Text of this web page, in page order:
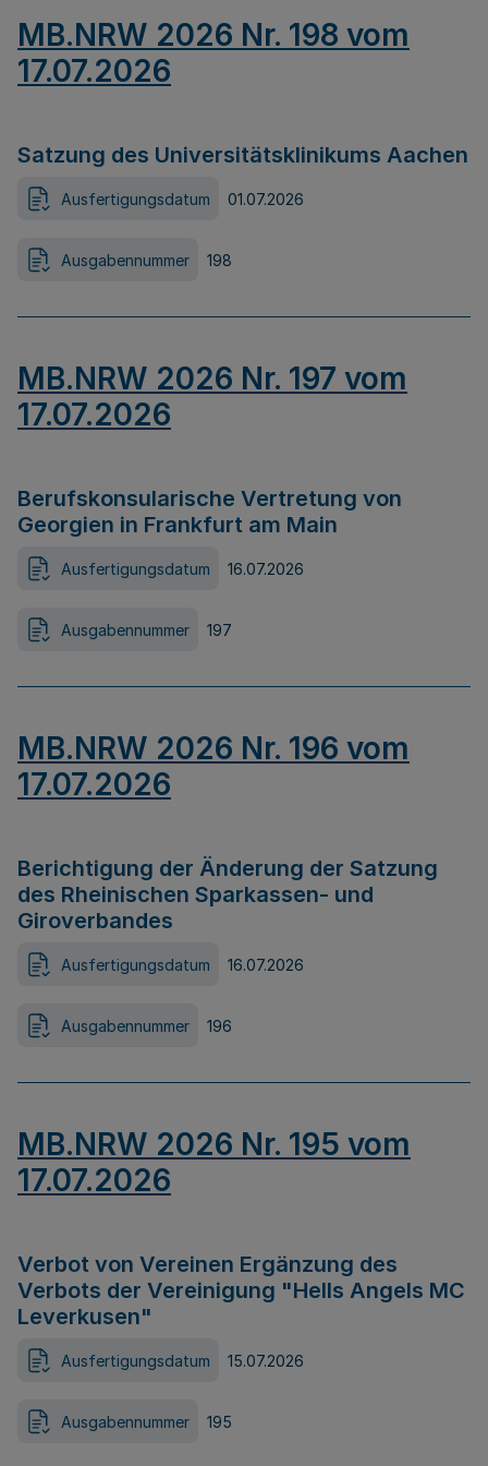
MB.NRW 2026 Nr. 198 vom
17.07.2026
Satzung des Universitätsklinikums Aachen
Ausfertigungsdatum 01.07.2026
Ausgabennummer 198
MB.NRW 2026 Nr. 197 vom
17.07.2026
Berufskonsularische Vertretung von
Georgien in Frankfurt am Main
Ausfertigungsdatum 16.07.2026
Ausgabennummer 197
MB.NRW 2026 Nr. 196 vom
17.07.2026
Berichtigung der Änderung der Satzung
des Rheinischen Sparkassen- und
Giroverbandes
Ausfertigungsdatum 16.07.2026
Ausgabennummer 196
MB.NRW 2026 Nr. 195 vom
17.07.2026
Verbot von Vereinen Ergänzung des
Verbots der Vereinigung "Hells Angels MC
Leverkusen"
Ausfertigungsdatum 15.07.2026
Ausgabennummer 195